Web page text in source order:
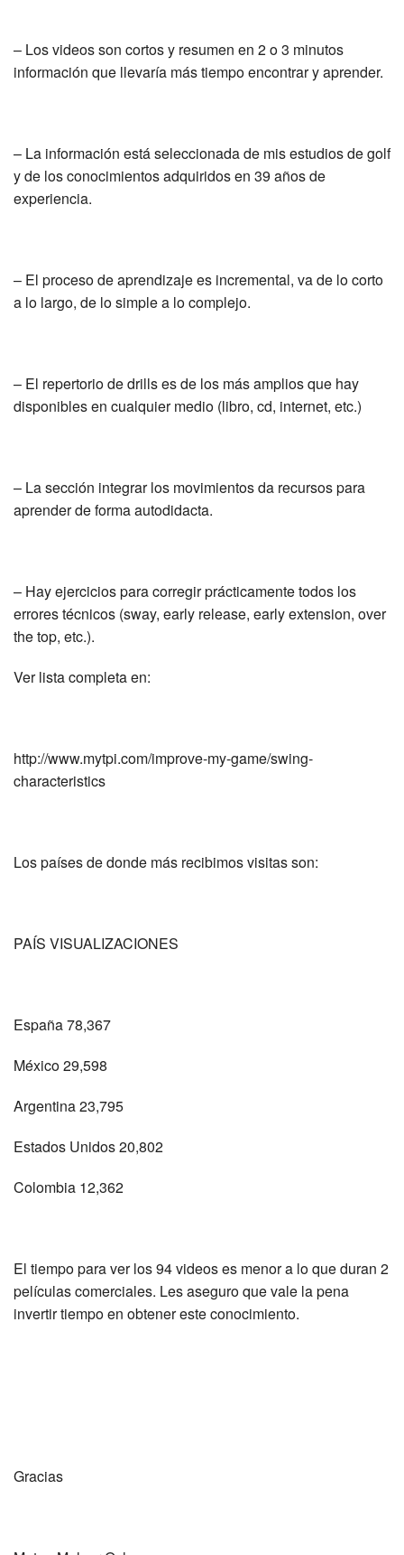
– Los videos son cortos y resumen en 2 o 3 minutos
información que llevaría más tiempo encontrar y aprender.
– La información está seleccionada de mis estudios de golf
y de los conocimientos adquiridos en 39 años de
experiencia.
– El proceso de aprendizaje es incremental, va de lo corto
a lo largo, de lo simple a lo complejo.
– El repertorio de drills es de los más amplios que hay
disponibles en cualquier medio (libro, cd, internet, etc.)
– La sección integrar los movimientos da recursos para
aprender de forma autodidacta.
– Hay ejercicios para corregir prácticamente todos los
errores técnicos (sway, early release, early extension, over
the top, etc.).
Ver lista completa en:
http://www.mytpi.com/improve-my-game/swing-
characteristics
Los países de donde más recibimos visitas son:
PAÍS VISUALIZACIONES
España 78,367
México 29,598
Argentina 23,795
Estados Unidos 20,802
Colombia 12,362
El tiempo para ver los 94 videos es menor a lo que duran 2
películas comerciales. Les aseguro que vale la pena
invertir tiempo en obtener este conocimiento.
Gracias